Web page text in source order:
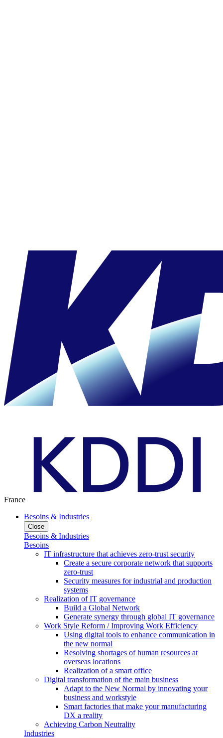
France
Besoins & Industries
Close
Besoins & Industries
Besoins
IT infrastructure that achieves zero-trust security
Create a secure corporate network that supports
zero-trust
Security measures for industrial and production
systems
Realization of IT governance
Build a Global Network
Generate synergy through global IT governance
Work Style Reform / Improving Work Efficiency
Using digital tools to enhance communication in
the new normal
Resolving shortages of human resources at
overseas locations
Realization of a smart office
Digital transformation of the main business
Adapt to the New Normal by innovating your
business and workstyle
Smart factories that make your manufacturing
DX a reality
Achieving Carbon Neutrality
Industries